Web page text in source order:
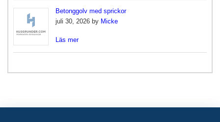
Betonggolv med sprickor
juli 30, 2026 by Micke
Läs mer